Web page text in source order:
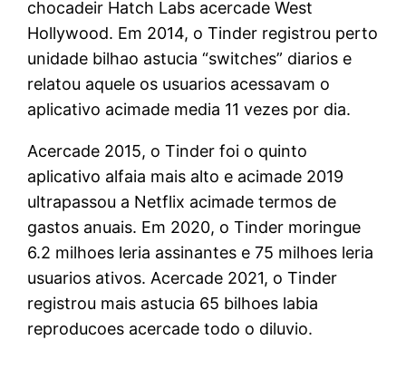
chocadeir Hatch Labs acercade West
Hollywood. Em 2014, o Tinder registrou perto
unidade bilhao astucia “switches” diarios e
relatou aquele os usuarios acessavam o
aplicativo acimade media 11 vezes por dia.
Acercade 2015, o Tinder foi o quinto
aplicativo alfaia mais alto e acimade 2019
ultrapassou a Netflix acimade termos de
gastos anuais. Em 2020, o Tinder moringue
6.2 milhoes leria assinantes e 75 milhoes leria
usuarios ativos. Acercade 2021, o Tinder
registrou mais astucia 65 bilhoes labia
reproducoes acercade todo o diluvio.